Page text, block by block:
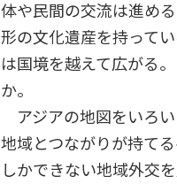
体や民間の交流は進め
形の文化遺産を持って
は国境を越えて広がる
か。
アジアの地図をいろい
地域とつながりが持て
しかできない地域外交